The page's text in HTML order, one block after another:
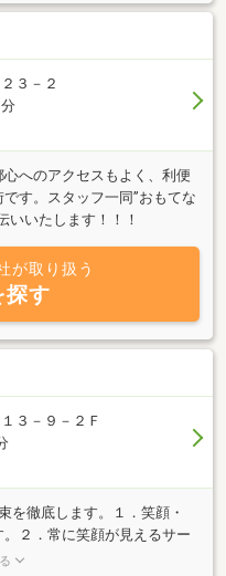
。 相続や借地権など不動産
軽にご相談下さい。
３－２
心へのアクセスもよく、利便
す。スタッフ一同”おもてな
いいたします！！！
が取り扱う
探す
３－９－２Ｆ
を徹底します。１．笑顔・
２．常に笑顔が見えるサー
小さな声にも耳を傾けま